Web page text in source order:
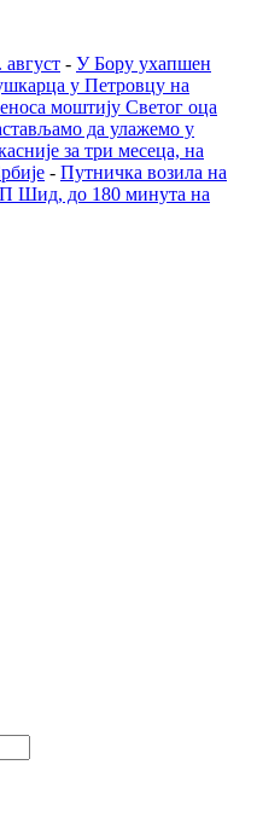
- У Бору ухапшен
у Петровцу на
моштију Светог оца
да улажемо у
за три месеца, на
- Путничка возила на
Шид, до 180 минута на